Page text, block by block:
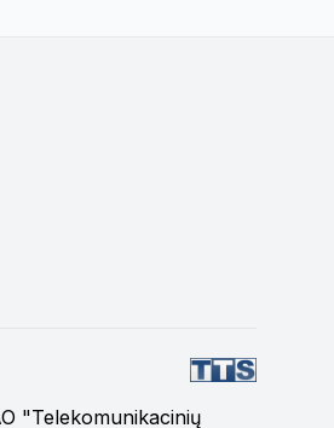
"Telekomunikacinių